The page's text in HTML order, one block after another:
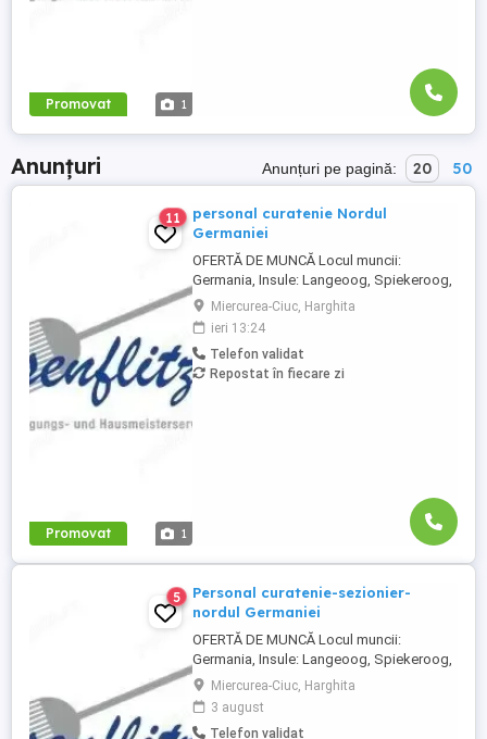
Promovat 1
Anunțuri Anunțuri pe pagină: 20 50
Promovat 1
11
personal curatenie Nordul
Germaniei
OFERTĂ DE MUNCĂ Locul muncii:
Germania, Insule: Langeoog, Spiekeroog,
Norderney Besenflitzer GmbH este o firmă
specializată în curățarea locuințelor, dar și
a altor facilități, cum ar fi școli, gări,
toalete municipale sau întreținerea și
curățarea toaletelor . Cerințe: Abilitatea de
Miercurea-Ciuc, Harghita
ieri 13:24
Telefon validat
Repostat în fiecare zi
5
Personal curatenie-sezionier-
nordul Germaniei
OFERTĂ DE MUNCĂ Locul muncii:
Germania, Insule: Langeoog, Spiekeroog,
Norderney Besenflitzer GmbH este o firmă
specializată în curățarea locuințelor, dar și
a altor facilități, cum ar fi școli, gări,
Miercurea-Ciuc, Harghita
3 august
Telefon validat